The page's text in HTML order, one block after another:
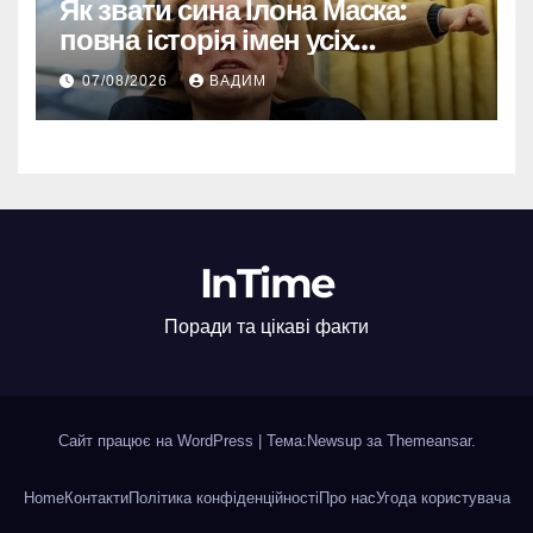
Як звати сина Ілона Маска:
повна історія імен усіх
хлопчиків мільярдера
07/08/2026 ВАДИМ
InTime
Поради та цікаві факти
Сайт працює на WordPress | Тема:Newsup за Themeansar.
HomeКонтактиПолітика конфіденційності Про насУгода користувача